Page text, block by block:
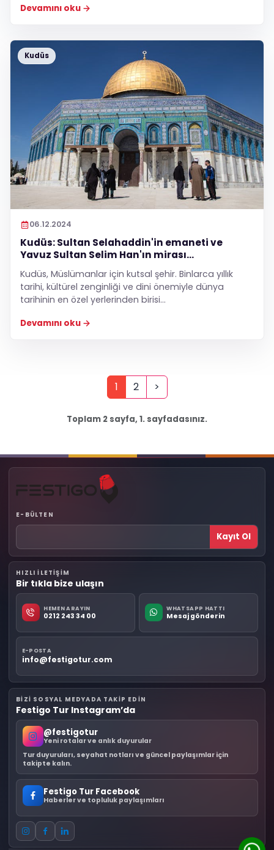
program detaylarını inceleyerek Kudüs’ün manevi
Devamını oku
Kudüs
06.12.2024
Kudüs: Sultan Selahaddin'in emaneti ve
Yavuz Sultan Selim Han'ın mirası...
Kudüs, Müslümanlar için kutsal şehir. Binlarca yıllık
tarihi, kültürel zenginliği ve dini önemiyle dünya
tarihinin en özel yerlerinden birisi...
Devamını oku
1 2 >
Toplam 2 sayfa, 1. sayfadasınız.
E-BÜLTEN
Kayıt Ol
HIZLI ILETIŞIM
Bir tıkla bize ulaşın
HEMEN ARAYIN
0212 243 34 00
WHATSAPP HATTI
Mesaj gönderin
E-POSTA
info@festigotur.com
BIZI SOSYAL MEDYADA TAKIP EDIN
Festigo Tur Instagram’da
@festigotur
Yeni rotalar ve anlık duyurular
Tur duyuruları, seyahat notları ve güncel paylaşımlar için
takipte kalın.
Festigo Tur Facebook
Haberler ve topluluk paylaşımları